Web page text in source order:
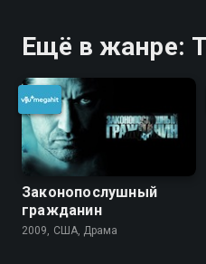
Ещё в жанре:
Законопослушный
гражданин
2009, США, Драма